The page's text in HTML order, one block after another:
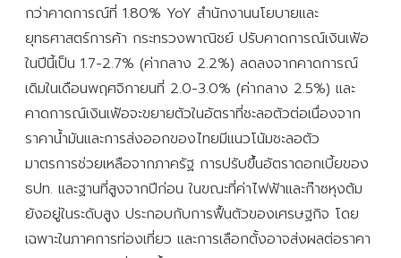
กว่าคาดการณ์ที่ 1.80% YoY สำนักงานนโยบายและ
ยุทธศาสตร์การค้า กระทรวงพาณิชย์ ปรับคาดการณ์เงินเฟ้อ
ในปีนี้เป็น 1.7-2.7% (ค่ากลาง 2.2%) ลดลงจากคาดการณ์
เดิมในเดือนพฤศจิกายนที่ 2.0-3.0% (ค่ากลาง 2.5%) และ
คาดการณ์เงินเฟ้อจะขยายตัวในอัตราที่ชะลอตัวต่อเนื่องจาก
ราคาน้ำมันและการส่งออกของไทยมีแนวโน้มชะลอตัว
มาตรการช่วยเหลือจากภาครัฐ การปรับขึ้นอัตราดอกเบี้ยของ
ธปท. และฐานที่สูงจากปีก่อน ในขณะที่ค่าไฟฟ้าและก๊าซหุงต้ม
ยังอยู่ในระดับสูง ประกอบกับการฟื้นตัวของเศรษฐกิจ โดย
เฉพาะในภาคการท่องเที่ยว และการเลือกตั้งอาจส่งผลต่อราคา